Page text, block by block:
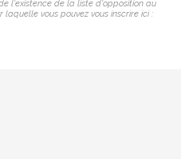
l'existence de la liste d'opposition au
vous pouvez vous inscrire ici :